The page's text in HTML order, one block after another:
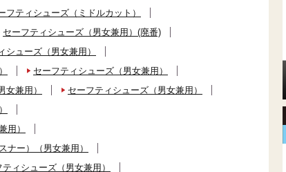
フティシューズ（ミドルカット）
セーフティシューズ（男女兼用）(廃番)
シューズ（男女兼用）
セーフティシューズ（男女兼用）
女兼用）
セーフティシューズ（男女兼用）
用）
ナー）（男女兼用）
ティシューズ（男女兼用）